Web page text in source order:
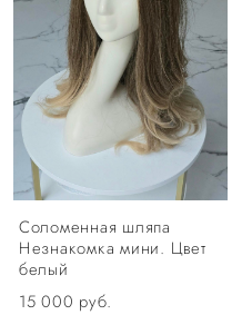
Соломенная шляпа
Незнакомка мини. Цвет
белый
15 000 pуб.